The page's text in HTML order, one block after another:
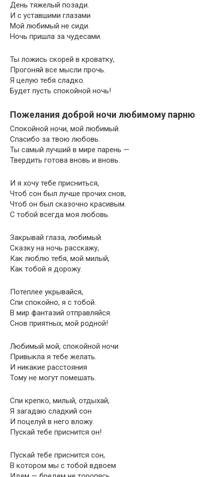
День тяжелый позади.
И с уставшими глазами
Мой любимый не сиди.
Ночь пришла за чудесами.
Ты ложись скорей в кроватку,
Прогоняй все мысли прочь.
Я целую тебя сладко.
Будет пусть спокойной ночь!
Пожелания доброй ночи любимому парню
Спокойной ночи, мой любимый.
Спасибо за твою любовь.
Ты самый лучший в мире парень —
Твердить готова вновь и вновь.
И я хочу тебе присниться,
Чтоб сон был лучше прочих снов,
Чтоб он был сказочно красивым.
С тобой всегда моя любовь.
Закрывай глаза, любимый.
Сказку на ночь расскажу,
Как люблю тебя, мой милый,
Как тобой я дорожу.
Потеплее укрывайся,
Спи спокойно, я с тобой.
В мир фантазий отправляйся.
Снов приятных, мой родной!
Любимый мой, спокойной ночи
Привыкла я тебе желать.
И никакие расстояния
Тому не могут помешать.
Спи крепко, милый, отдыхай,
Я загадаю сладкий сон
И поцелуй в него вложу.
Пускай тебе приснится он!
Пускай тебе приснится сон,
В котором мы с тобой вдвоем